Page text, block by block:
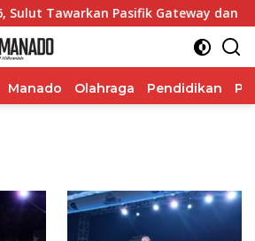
Pasifik Gateway dan Hilirisasi
Manado Olahraga Pendidikan